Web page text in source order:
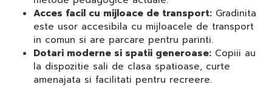
Acces facil cu mijloace de transport: Gradinita
este usor accesibila cu mijloacele de transport
in comun si are parcare pentru parinti.
Dotari moderne si spatii generoase: Copiii au
la dispozitie sali de clasa spatioase, curte
amenajata si facilitati pentru recreere.